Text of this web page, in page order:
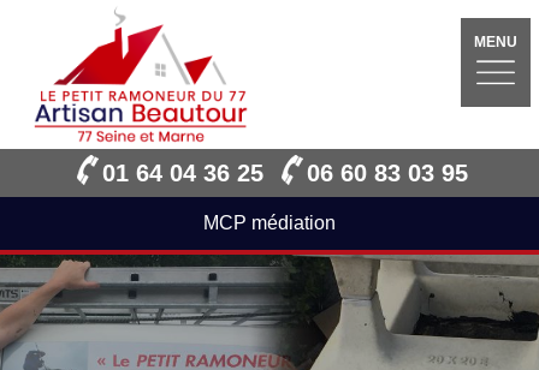
MENU
01 64 04 36 25 06 60 83 03 95
MCP médiation